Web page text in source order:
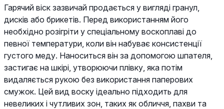
Гарячий віск зазвичай продається у вигляді гранул,
дисків або брикетів. Перед використанням його
необхідно розігріти у спеціальному воскоплаві до
певної температури, коли він набуває консистенції
густого меду. Наноситься він за допомогою шпателя,
застигає на шкірі, утворюючи плівку, яка потім
видаляється рукою без використання паперових
смужок. Цей вид воску ідеально підходить для
невеликих і чутливих зон, таких як обличчя, пахви та